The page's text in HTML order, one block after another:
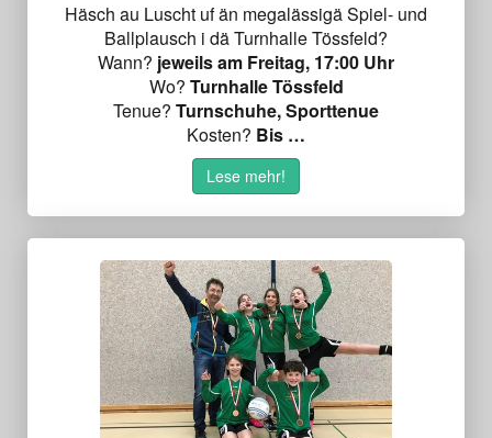
Häsch au Luscht uf än megalässigä Spiel- und
Ballplausch i dä Turnhalle Tössfeld?
Wann? jeweils am Freitag, 17:00 Uhr
Wo? Turnhalle Tössfeld
Tenue? Turnschuhe, Sporttenue
Kosten? Bis …
Lese mehr!